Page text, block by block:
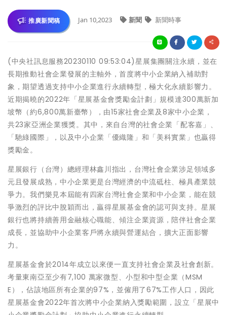
推廣新聞稿 Jan 10,2023 新聞 新聞時事
(中央社訊息服務20230110 09:53:04)星展集團關注永續，並在
長期推動社會企業發展的主軸外，首度將中小企業納入補助對
象，期望透過支持中小企業進行永續轉型，極大化永續影響力。
近期揭曉的2022年「星展基金會獎勵金計劃」規模達300萬新加
坡幣（約6,800萬新臺幣），由15家社會企業及8家中小企業，
共23家亞洲企業獲獎。其中，來自台灣的社會企業「配客嘉」、
「馳綠國際」，以及中小企業「優織隆」和「美科實業」也贏得
獎勵金。
星展銀行（台灣）總經理林鑫川指出，台灣社會企業涉足領域多
元且發展成熟，中小企業更是台灣經濟的中流砥柱、極具產業競
爭力。我們樂見本屆能有四家台灣社會企業和中小企業，能在競
爭激烈的評比中脫穎而出，贏得星展基金會的認可與支持。星展
銀行也將持續善用金融核心職能、傾注企業資源，陪伴社會企業
成長，並協助中小企業客戶將永續與營運結合，擴大正面影響
力。
星展基金會於2014年成立以來便一直支持社會企業及社會創新。
考量東南亞至少有7,100 萬家微型、小型和中型企業（MSM
E），佔該地區所有企業的97%，並僱用了67%工作人口，因此
星展基金會2022年首次將中小企業納入獎勵範圍，設立「星展中